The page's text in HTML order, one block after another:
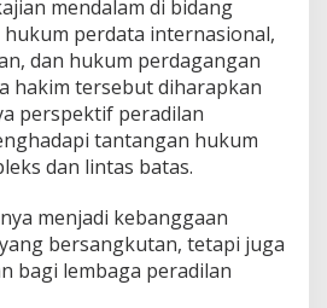
mendalam di bidang
perdata internasional,
dan hukum perdagangan
hakim tersebut diharapkan
perspektif peradilan
tantangan hukum
dan lintas batas.
menjadi kebanggaan
bersangkutan, tetapi juga
bagi lembaga peradilan